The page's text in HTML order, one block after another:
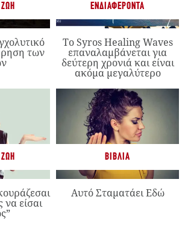
των
ΕΝΔΙΑΦΈΡΟΝΤΑ
Το Syros Healing Waves
επαναλαμβάνεται για
δεύτερη χρονιά και είναι
ακόμα μεγαλύτερο
είσαι
ΒΙΒΛΊΑ
Αυτό Σταματάει Εδώ